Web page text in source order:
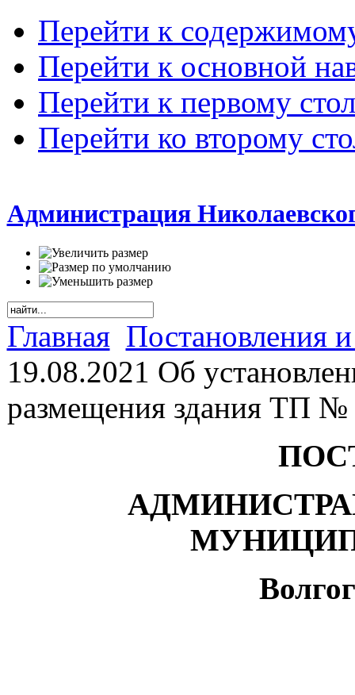
Перейти к
Перейти к основной
Перейти к первому
Перейти ко второму
Администрация
Главная Постановления
19.08.2021 Об
размещения здания ТП №